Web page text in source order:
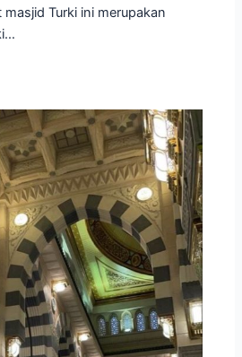
masjid Turki ini merupakan